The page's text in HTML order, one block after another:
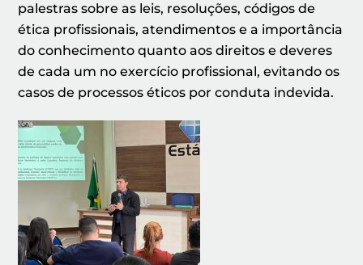
palestras sobre as leis, resoluções, códigos de
ética profissionais, atendimentos e a importância
do conhecimento quanto aos direitos e deveres
de cada um no exercício profissional, evitando os
casos de processos éticos por conduta indevida.